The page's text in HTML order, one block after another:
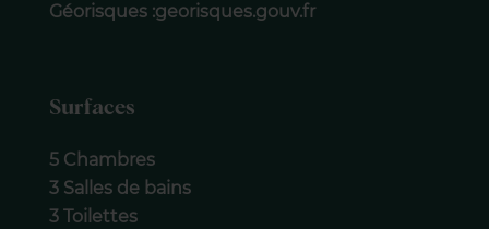
Géorisques :georisques.gouv.fr
Surfaces
5 Chambres
3 Salles de bains
3 Toilettes